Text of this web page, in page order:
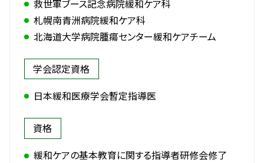
救世軍ブース記念病院緩和ケア科
札幌南青洲病院緩和ケア科
北海道大学病院腫瘍センター緩和ケアチーム
学会認定資格
日本緩和医療学会暫定指導医
資格
緩和ケアの基本教育に関する指導者研修会修了